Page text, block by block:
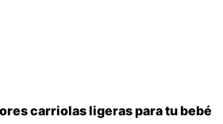
carriolas ligeras para tu bebé